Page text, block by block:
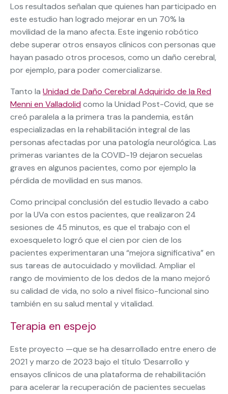
Los resultados señalan que quienes han participado en
este estudio han logrado mejorar en un 70% la
movilidad de la mano afecta. Este ingenio robótico
debe superar otros ensayos clínicos con personas que
hayan pasado otros procesos, como un daño cerebral,
por ejemplo, para poder comercializarse.
Tanto la Unidad de Daño Cerebral Adquirido de la Red
Menni en Valladolid como la Unidad Post-Covid, que se
creó paralela a la primera tras la pandemia, están
especializadas en la rehabilitación integral de las
personas afectadas por una patología neurológica. Las
primeras variantes de la COVID-19 dejaron secuelas
graves en algunos pacientes, como por ejemplo la
pérdida de movilidad en sus manos.
Como principal conclusión del estudio llevado a cabo
por la UVa con estos pacientes, que realizaron 24
sesiones de 45 minutos, es que el trabajo con el
exoesqueleto logró que el cien por cien de los
pacientes experimentaran una “mejora significativa” en
sus tareas de autocuidado y movilidad. Ampliar el
rango de movimiento de los dedos de la mano mejoró
su calidad de vida, no solo a nivel físico-funcional sino
también en su salud mental y vitalidad.
Terapia en espejo
Este proyecto —que se ha desarrollado entre enero de
2021 y marzo de 2023 bajo el título ‘Desarrollo y
ensayos clínicos de una plataforma de rehabilitación
para acelerar la recuperación de pacientes secuelas